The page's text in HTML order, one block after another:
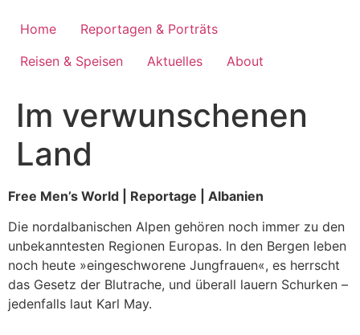
InhaltHome
Reportagen & Porträts
Reisen & Speisen
Aktuelles About
Im verwunschenen
Land
Free Men’s World | Reportage | Albanien
Die nordalbanischen Alpen gehören noch immer zu den
unbekanntesten Regionen Europas. In den Bergen leben
noch heute »eingeschworene Jungfrauen«, es herrscht
das Gesetz der Blutrache, und überall lauern Schurken –
jedenfalls laut Karl May.